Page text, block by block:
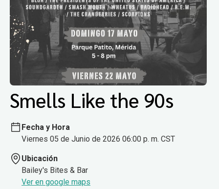
Smells Like the 90s
Fecha y Hora
Viernes 05 de Junio de 2026 06:00 p. m. CST
Ubicación
Bailey's Bites & Bar
Ver en google maps